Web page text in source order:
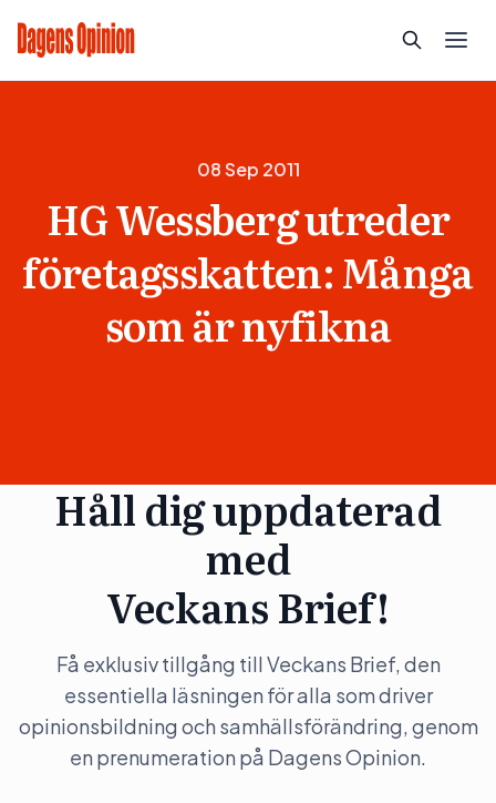
08 Sep 2011
HG Wessberg utreder
företagsskatten: Många
som är nyfikna
Håll dig uppdaterad
med
Veckans Brief!
Få exklusiv tillgång till Veckans Brief, den
essentiella läsningen för alla som driver
opinionsbildning och samhällsförändring, genom
en prenumeration på Dagens Opinion.